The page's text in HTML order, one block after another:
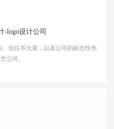
-logo设计公司
信任等元素，以及公司的标志性色
公司。